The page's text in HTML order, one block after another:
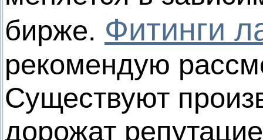
бирже. Фитинги
рекомендую
Существуют
дорожат